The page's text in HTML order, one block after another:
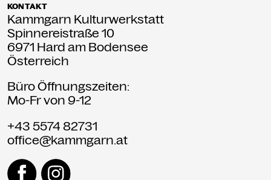
KONTAKT
Kammgarn Kulturwerkstatt
Spinnereistraße 10
6971 Hard am Bodensee
Österreich
Büro Öffnungszeiten:
Mo-Fr von 9-12
+43 5574 82731
office@kammgarn.at